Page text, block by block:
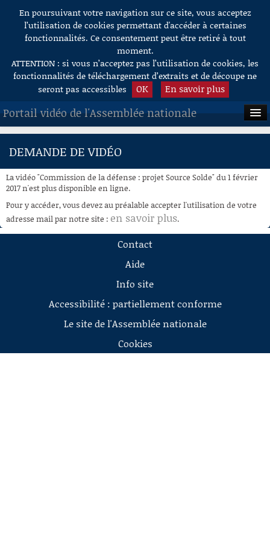
Aller au contenu
En poursuivant votre navigation sur ce site, vous acceptez
l’utilisation de cookies permettant d'accéder à certaines
fonctionnalités. Ce consentement peut être retiré à tout
moment.
ATTENTION : si vous n’acceptez pas l’utilisation de cookies, les
fonctionnalités de téléchargement d’extraits et de découpe ne
seront pas accessibles
OK En savoir plus
Portail vidéo de l'Assemblée nationale
ACCUEIL
À LA DEMANDE
RECHERCHE
AIDE À LA DÉCOUPE
DEMANDE DE VIDÉO
La vidéo "Commission de la défense : projet Source Solde" du 1 février
2017 n'est plus disponible en ligne.
Pour y accéder, vous devez au préalable accepter l'utilisation de votre
adresse mail par notre site : en savoir plus.
Contact
Aide
Info site
Accessibilité : partiellement conforme
Le site de l'Assemblée nationale
Cookies